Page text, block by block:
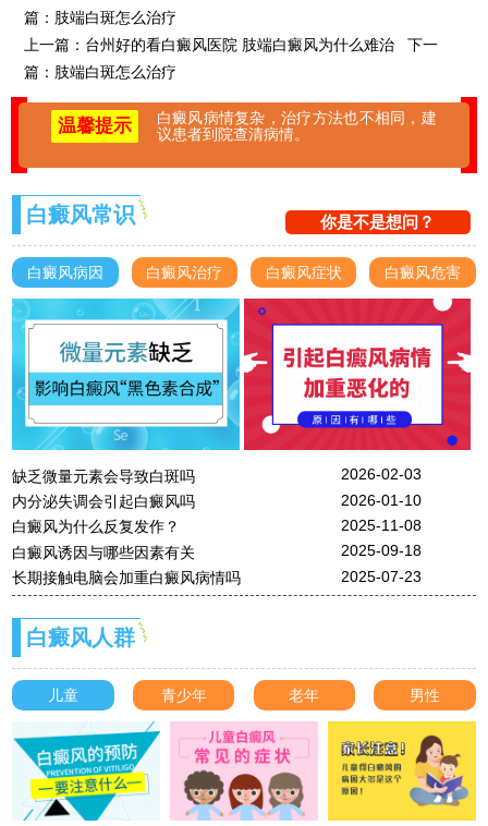
篇： 肢端白斑怎么治疗
上一篇： 台州好的看白癜风医院 肢端白癜风为什么难治 下一
篇： 肢端白斑怎么治疗
温馨提示
白癜风病情复杂，治疗方法也不相同，建
议患者到院查清病情。
白癜风常识 你是不是想问？
白癜风病因 白癜风治疗 白癜风症状 白癜风危害
缺乏微量元素会导致白斑吗
2026-02-03
内分泌失调会引起白癜风吗
2026-01-10
白癜风为什么反复发作？
2025-11-08
白癜风诱因与哪些因素有关
2025-09-18
长期接触电脑会加重白癜风病情吗
2025-07-23
白癜风人群
儿童 青少年 老年 男性